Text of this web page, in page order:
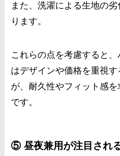
また、洗濯による生地の
ります。
これらの点を考慮すると
はデザインや価格を重視
が、耐久性やフィット感
です。
⑤ 昼夜兼用が注目され